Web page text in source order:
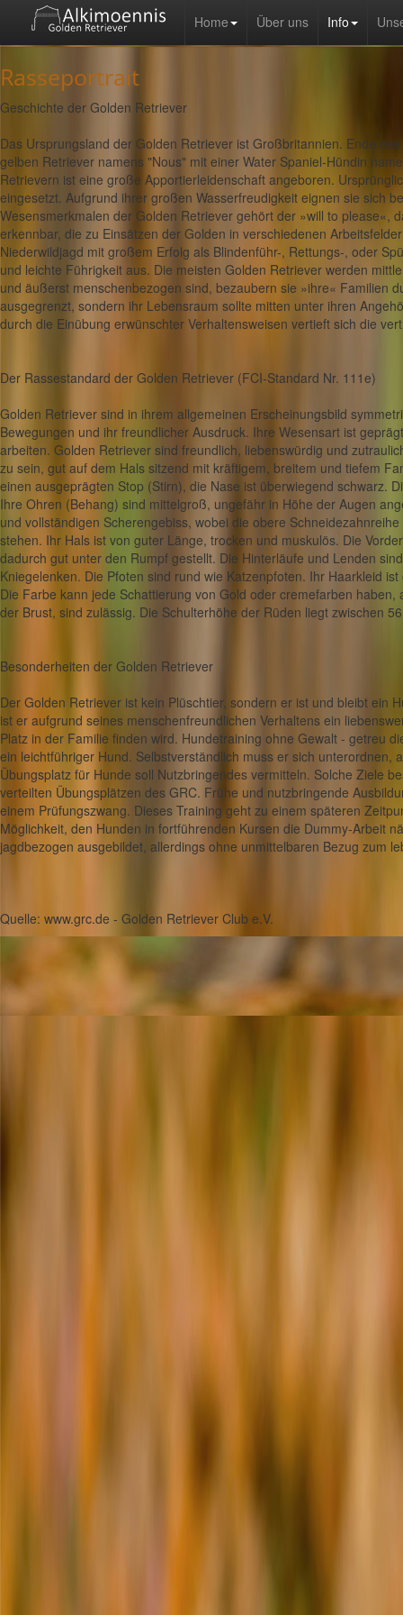
Home Über uns Info
Rasseportrait
Geschichte der Golden Retriever
Das Ursprungsland der Golden Retriever ist Großbritannien. Ende
gelben Retriever namens "Nous" mit einer Water Spaniel-Hündin
Retrievern ist eine große Apportierleidenschaft angeboren.
eingesetzt. Aufgrund ihrer großen Wasserfreudigkeit eignen sie sich
Wesensmerkmalen der Golden Retriever gehört der »will to
erkennbar, die zu Einsätzen der Golden in verschiedenen
Niederwildjagd mit großem Erfolg als Blindenführ-, Rettungs-, oder
und leichte Führigkeit aus. Die meisten Golden Retriever werden
und äußerst menschenbezogen sind, bezaubern sie »ihre« Familien
ausgegrenzt, sondern ihr Lebensraum sollte mitten unter ihren
durch die Einübung erwünschter Verhaltensweisen vertieft sich die
Der Rassestandard der Golden Retriever (FCI-Standard Nr. 111e)
Golden Retriever sind in ihrem allgemeinen Erscheinungsbild
Bewegungen und ihr freundlicher Ausdruck. Ihre Wesensart ist
arbeiten. Golden Retriever sind freundlich, liebenswürdig und
zu sein, gut auf dem Hals sitzend mit kräftigem, breitem und tiefem
einen ausgeprägten Stop (Stirn), die Nase ist überwiegend schwarz.
Ihre Ohren (Behang) sind mittelgroß, ungefähr in Höhe der Augen
und vollständigen Scherengebiss, wobei die obere
stehen. Ihr Hals ist von guter Länge, trocken und muskulös. Die
dadurch gut unter den Rumpf gestellt. Die Hinterläufe und Lenden
Kniegelenken. Die Pfoten sind rund wie Katzenpfoten. Ihr Haarkleid
Die Farbe kann jede Schattierung von Gold oder cremefarben
der Brust, sind zulässig. Die Schulterhöhe der Rüden liegt zwischen
Besonderheiten der Golden Retriever
Der Golden Retriever ist kein Plüschtier, sondern er ist und bleibt ein
ist er aufgrund seines menschenfreundlichen Verhaltens ein
Platz in der Familie finden wird. Hundetraining ohne Gewalt - getreu
ein leichtführiger Hund. Selbstverständlich muss er sich
Übungsplatz für Hunde soll Nutzbringendes vermitteln. Solche Ziele
verteilten Übungsplätzen des GRC. Frühe und nutzbringende
einem Prüfungszwang. Dieses Training geht zu einem späteren
Möglichkeit, den Hunden in fortführenden Kursen die Dummy-Arbeit
jagdbezogen ausgebildet, allerdings ohne unmittelbaren Bezug zum
Quelle: www.grc.de - Golden Retriever Club e.V.